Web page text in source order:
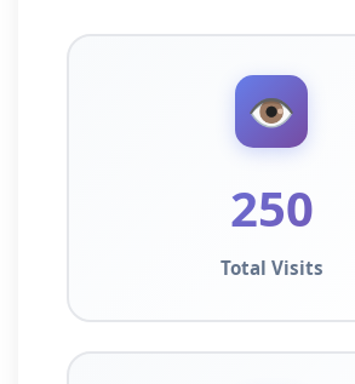
👁️
250
Total Visits